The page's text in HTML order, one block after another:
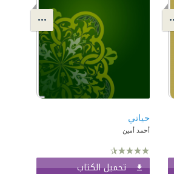
حياتي
أحمد أمين
تحميل الكتاب